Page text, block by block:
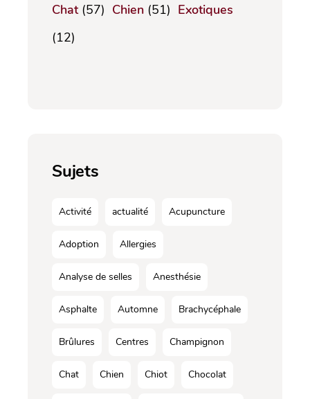
Chat(57) Chien (51) Exotiques
(12)
Sujets
Activité actualité Acupuncture
Adoption Allergies
Analyse de selles Anesthésie
Asphalte Automne Brachycéphale
Brûlures Centres Champignon
Chat Chien Chiot Chocolat